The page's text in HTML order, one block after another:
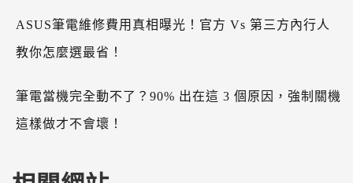
ASUS筆電維修費用真相曝光！官方 Vs 第三方內行人
教你怎麼選最省！
筆電當機完全動不了？90% 出在這 3 個原因，強制關機
這樣做才不會壞！